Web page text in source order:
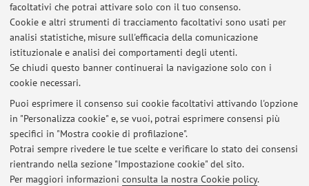
facoltativi che potrai attivare solo con il tuo consenso.
Cookie e altri strumenti di tracciamento facoltativi sono usati per
analisi statistiche, misure sull'efficacia della comunicazione
istituzionale e analisi dei comportamenti degli utenti.
Se chiudi questo banner continuerai la navigazione solo con i
cookie necessari.
Puoi esprimere il consenso sui cookie facoltativi attivando l'opzione
in "Personalizza cookie" e, se vuoi, potrai esprimere consensi più
specifici in "Mostra cookie di profilazione".
Potrai sempre rivedere le tue scelte e verificare lo stato dei consensi
rientrando nella sezione "Impostazione cookie" del sito.
Per maggiori informazioni consulta la nostra Cookie policy.
Pubblicato il: 22 maggio 2025
ECR Roundtable (11 April 2025): Governing the green transition:
insights from circular economy and energy efficiency policies
Pubblicato il: 31 marzo 2025
Tutti gli avvisi
In evidenza
ECR Roundtable (11 April 2025): Governing the green transition: